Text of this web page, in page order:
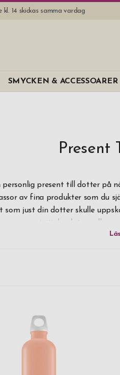
14 skickas samma vardag
SMYCKEN & ACCESSOARER
Present
personlig present till dotter på
av fina produkter som du
som just din dotter skulle